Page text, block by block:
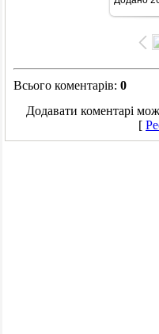
Всього коментарів: 0
Додавати коментарі
[